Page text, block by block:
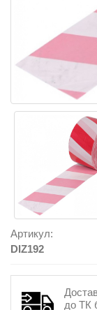
Артикул:
DIZ192
до ТК